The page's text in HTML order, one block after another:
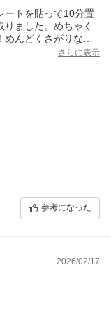
ートを貼って10分置
ました。めちゃく
んどくさがりな私
もならなくて、扱い
さらに表示
参考になった
2026/02/17